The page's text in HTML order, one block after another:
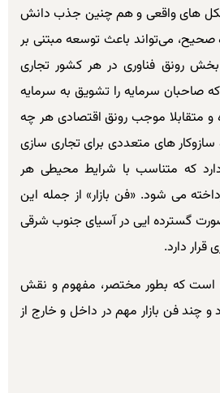
های واقعی و هم چنین جذب دانش
صحیح، می‌تواند باعث توسعه مبتنی بر
رونق فناوری در هر کشور تجاری
صاحبان سرمایه را تشویق به سرمایه
و متقابلا موجب رونق اقتصادی هر چه
سازوکار های متعددی برای تجاری سازی
که متناسب با شرایط محیطی هر
می شود. «فن بازار» از جمله این
گسترده ایی در آسیای جنوب شرقی
قرار دارد.
است که بطور مختصر، مفهوم و نقش
و چند فن بازار مهم در داخل و خارج از